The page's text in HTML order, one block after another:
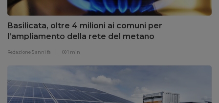
Basilicata, oltre 4 milioni ai comuni per
l’ampliamento della rete del metano
Redazione 5 anni fa 1 min